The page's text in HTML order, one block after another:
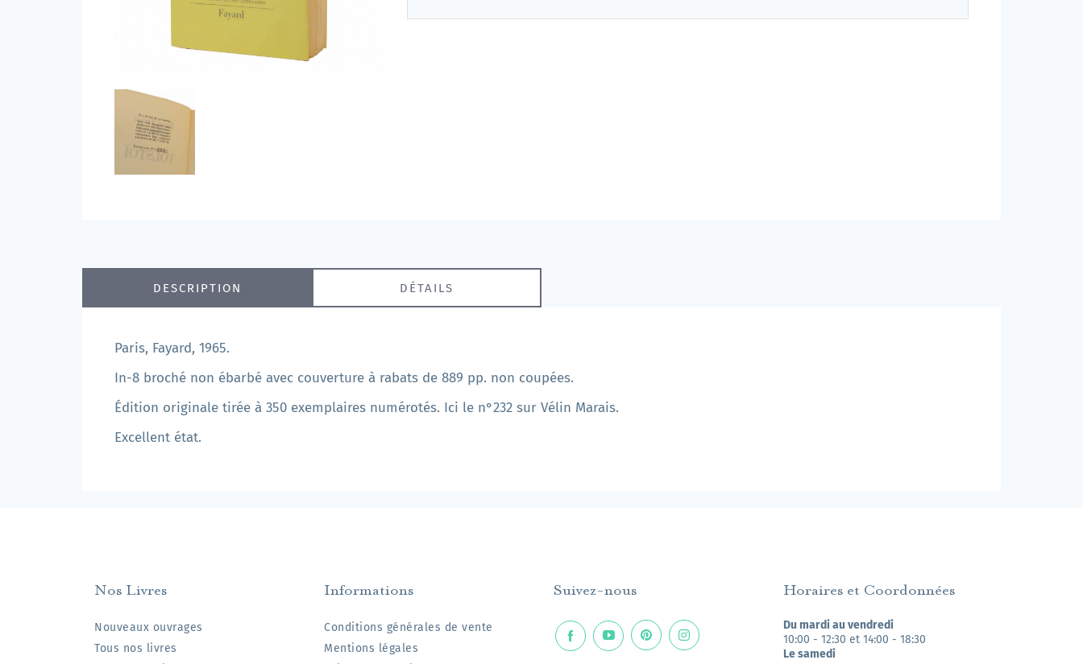
DESCRIPTION DÉTAILS
Paris, Fayard, 1965.
In-8 broché non ébarbé avec couverture à rabats de 889 pp. non coupées.
Édition originale tirée à 350 exemplaires numérotés. Ici le n°232 sur Vélin Marais.
Excellent état.
Nos Livres
Nouveaux ouvrages
Tous nos livres
Informations
Conditions générales de vente
Mentions légales
Suivez-nous Horaires et Coordonnées
Du mardi au vendredi
10:00 - 12:30 et 14:00 - 18:30
Le samedi